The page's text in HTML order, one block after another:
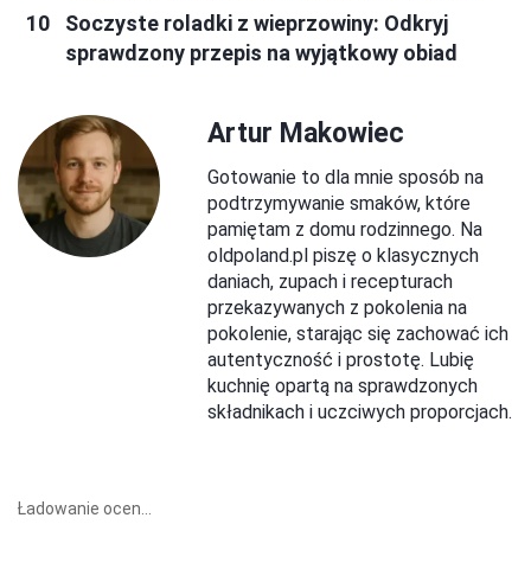
Soczyste roladki z wieprzowiny: Odkryj
sprawdzony przepis na wyjątkowy obiad
Artur Makowiec
Gotowanie to dla mnie sposób na
podtrzymywanie smaków, które
pamiętam z domu rodzinnego. Na
oldpoland.pl piszę o klasycznych
daniach, zupach i recepturach
przekazywanych z pokolenia na
pokolenie, starając się zachować ich
autentyczność i prostotę. Lubię
kuchnię opartą na sprawdzonych
składnikach i uczciwych proporcjach.
Ładowanie ocen...